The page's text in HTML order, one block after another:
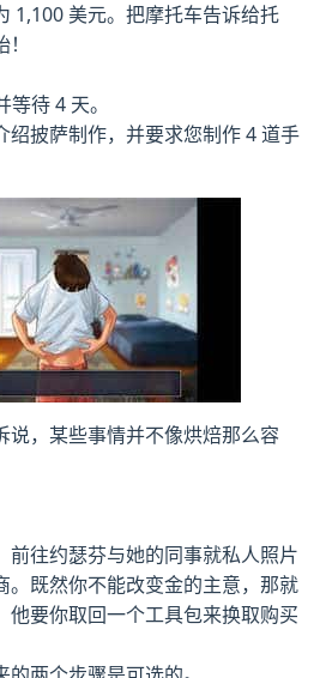
1,100 美元。把摩托车告诉给托
待 4 天。
绍披萨制作，并要求您制作 4 道手
说，某些事情并不像烘焙那么容
前往约瑟芬与她的同事就私人照片
。既然你不能改变金的主意，那就
他要你取回一个工具包来换取购买